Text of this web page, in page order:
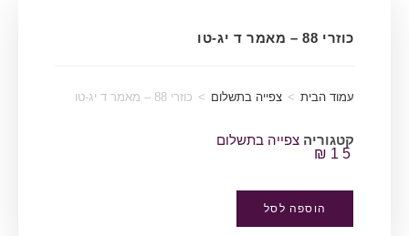
כוזרי 88 – מאמר ד יג-טו
עמוד הבית > צפייה בתשלום > כוזרי 88 – מאמר ד יג-טו
קטגוריה צפייה בתשלום
₪ 15
הוספה לסל